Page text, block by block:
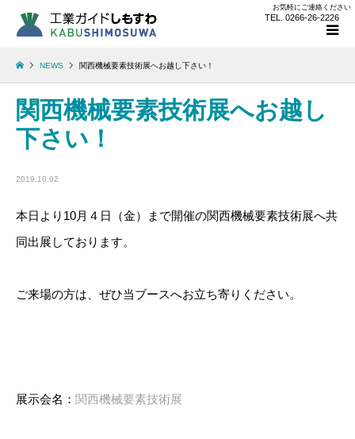
お気軽にご連絡ください
TEL. 0266-26-2226
NEWS 関西機械要素技術展へお越し下さい！
関西機械要素技術展へお越し
下さい！
2019.10.02
本日より10月４日（金）まで開催の関西機械要素技術展へ共
同出展しております。
ご来場の方は、ぜひ当ブースへお立ち寄りください。
展示会名： 関西機械要素技術展